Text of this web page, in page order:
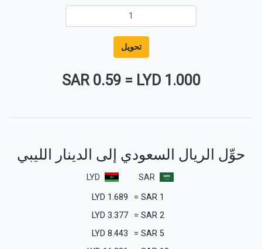
تحويل
1.000 LYD
=
0.59 SAR
حوِّل الريال السعودي إلى الدينار الليبي
SAR
LYD
1
SAR
=
1.689
LYD
2
SAR
=
3.377
LYD
5
SAR
=
8.443
LYD